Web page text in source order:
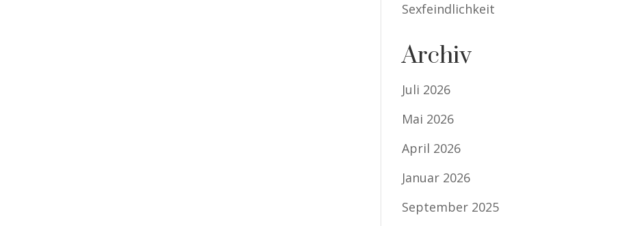
Sexfeindlichkeit
Archiv
Juli 2026
Mai 2026
April 2026
Januar 2026
September 2025